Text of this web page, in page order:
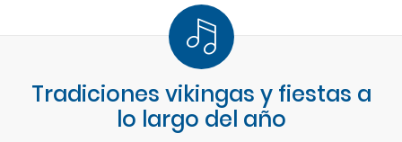
Tradiciones vikingas y fiestas a
lo largo del año